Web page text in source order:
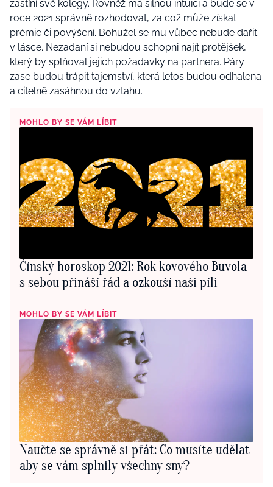
zastíní své kolegy. Rovněž má silnou intuici a bude se v
roce 2021 správně rozhodovat, za což může získat
prémie či povýšení. Bohužel se mu vůbec nebude dařit
v lásce. Nezadaní si nebudou schopni najít protějšek,
který by splňoval jejich požadavky na partnera. Páry
zase budou trápit tajemství, která letos budou odhalena
a citelně zasáhnou do vztahu.
MOHLO BY SE VÁM LÍBIT
Čínský horoskop 2021: Rok kovového Buvola
s sebou přináší řád a ozkouší naši píli
MOHLO BY SE VÁM LÍBIT
Naučte se správně si přát: Co musíte udělat
aby se vám splnily všechny sny?